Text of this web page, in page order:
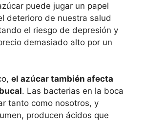
puede jugar un papel
deterioro de nuestra salud
el riesgo de depresión y
demasiado alto por un
el azúcar también afecta
. Las bacterias en la boca
tanto como nosotros, y
producen ácidos que